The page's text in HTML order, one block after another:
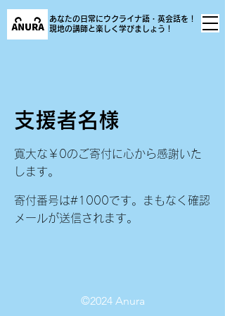
あなたの日常にウクライナ語・英会話を！
現地の講師と楽しく学びましょう！
支援者名様
寛大な￥0のご寄付に心から感謝いた
します。
寄付番号は#1000です。まもなく確認
メールが送信されます。
​©︎2024 Anura